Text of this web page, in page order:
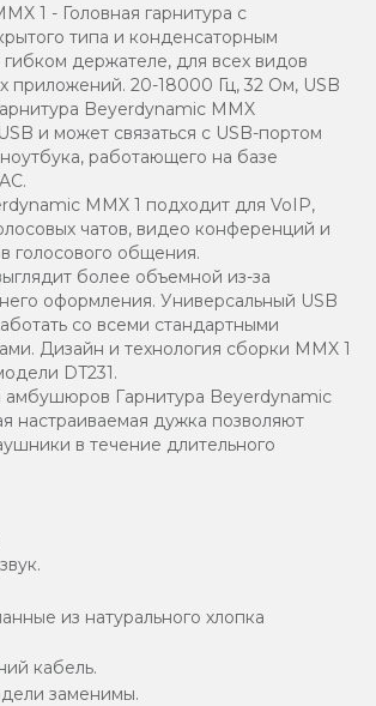
1 - Головная гарнитура с
типа и конденсаторным
держателе, для всех видов
приложений. 20-18000 Гц, 32 Ом, USB
Beyerdynamic MMX
и может связаться с USB-портом
работающего на базе
MMX 1 подходит для VoIP,
чатов, видео конференций и
голосового общения.
более объемной из-за
оформления. Универсальный USB
со всеми стандартными
Дизайн и технология сборки MMX 1
DT231.
амбушюров Гарнитура Beyerdynamic
настраиваемая дужка позволяют
в течение длительного
из натурального хлопка
кабель.
заменимы.